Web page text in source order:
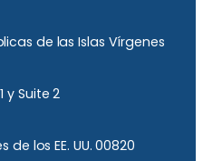
de las Islas Vírgenes
y Suite 2
los EE. UU. 00820